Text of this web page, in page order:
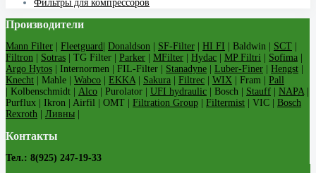
Фильтры для компрессоров
Производители
Mann Filter Fleetguard Donaldson SF-Filter HI FI | Baldwin | SCT
Filtron
Sotras | TG Filter | Parker MFilter Hydac MP Filtri Sofima
Argo Hytos | Internormen | FIL-Filter | Stanadyne Luber-Finer Hengst
Knecht | Mahle | Wabco EKKA| Sakura Filtrec WIX | Fram | Pall
| Kolbenschmidt | Alco | Purolator | UFI hydraulic | Bosch | Stauff NAPA|
Purflux | Ikron | Airfil | OMT | Filtration Group Filtermist | VIC | Bosch
Rexroth
Ливны
Контакты
Тел.: 8(925) 247-19-33